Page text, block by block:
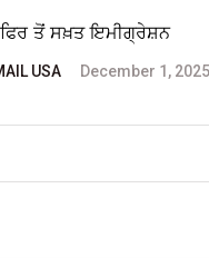
ਤੋਂ ਸਖ਼ਤ ਇਮੀਗ੍ਰੇਸ਼ਨ
USA December 1, 2025